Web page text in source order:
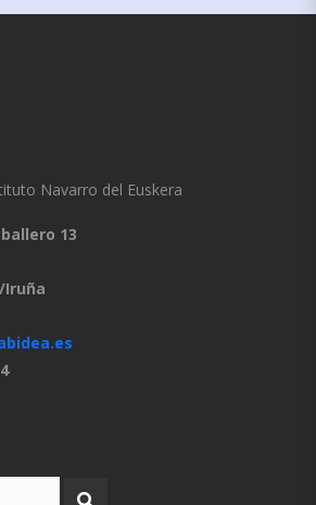
Navarro del Euskera
13
Iruña